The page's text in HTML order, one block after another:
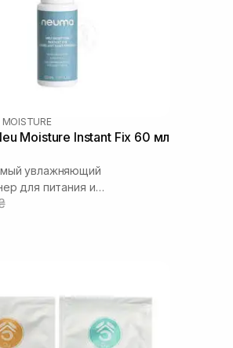
MOISTURE
Moisture Instant Fix 60 мл
увлажняющий
для питания и
волос